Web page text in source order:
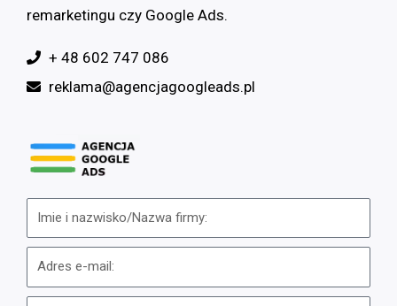
remarketingu czy Google Ads.
+ 48 602 747 086
reklama@agencjagoogleads.pl